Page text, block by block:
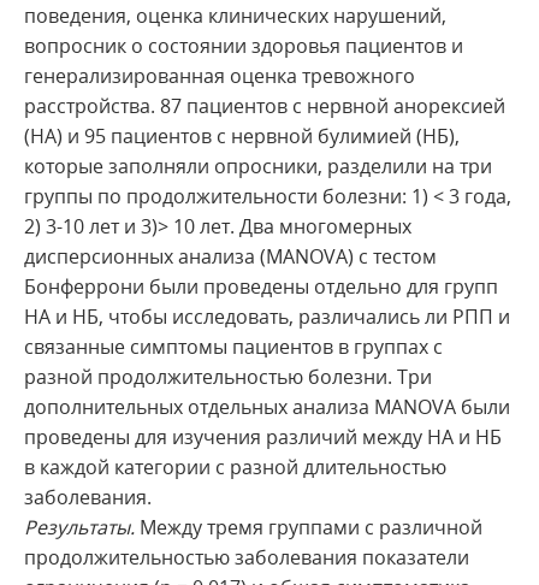
поведения, оценка клинических нарушений,
вопросник о состоянии здоровья пациентов и
генерализированная оценка тревожного
расстройства. 87 пациентов с нервной анорексией
(НА) и 95 пациентов с нервной булимией (НБ),
которые заполняли опросники, разделили на три
группы по продолжительности болезни: 1) < 3 года,
2) 3-10 лет и 3)> 10 лет. Два многомерных
дисперсионных анализа (MANOVA) с тестом
Бонферрони были проведены отдельно для групп
НА и НБ, чтобы исследовать, различались ли РПП и
связанные симптомы пациентов в группах с
разной продолжительностью болезни. Три
дополнительных отдельных анализа MANOVA были
проведены для изучения различий между НА и НБ
в каждой категории с разной длительностью
заболевания.
Результаты. Между тремя группами с различной
продолжительностью заболевания показатели